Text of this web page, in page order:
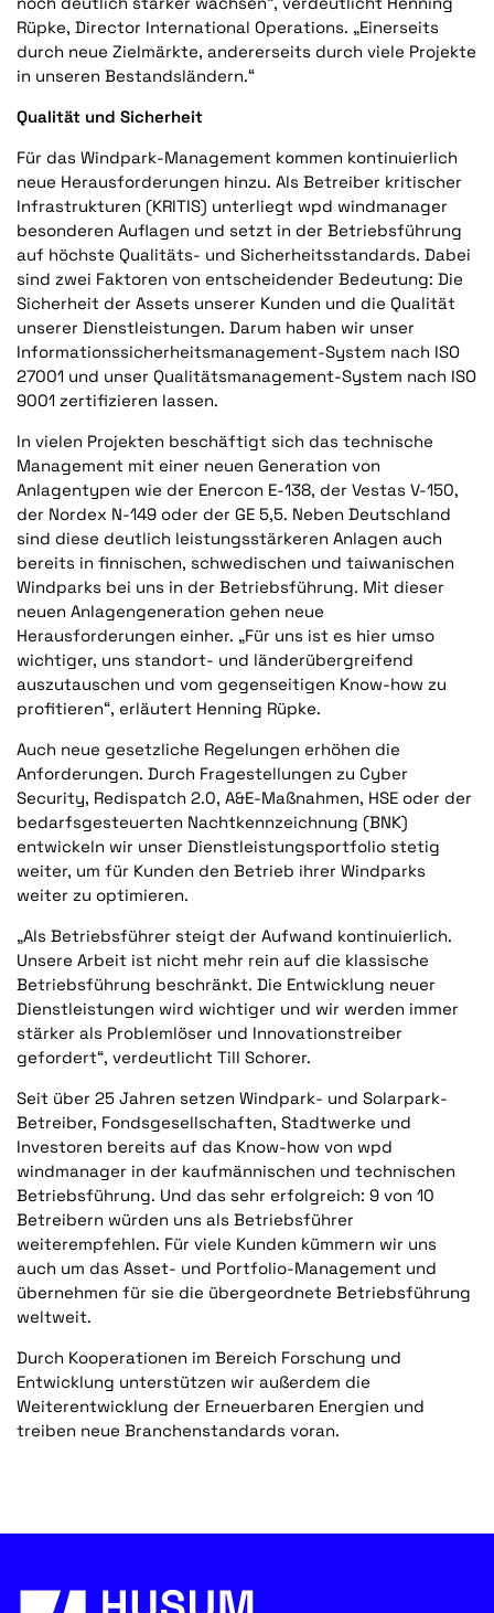
Rüpke, Director International Operations. „Einerseits
durch neue Zielmärkte, andererseits durch viele Projekte
in unseren Bestandsländern.“
Qualität und Sicherheit
Für das Windpark-Management kommen kontinuierlich
neue Herausforderungen hinzu. Als Betreiber kritischer
Infrastrukturen (KRITIS) unterliegt wpd windmanager
besonderen Auflagen und setzt in der Betriebsführung
auf höchste Qualitäts- und Sicherheitsstandards. Dabei
sind zwei Faktoren von entscheidender Bedeutung: Die
Sicherheit der Assets unserer Kunden und die Qualität
unserer Dienstleistungen. Darum haben wir unser
Informationssicherheitsmanagement-System nach ISO
27001 und unser Qualitätsmanagement-System nach ISO
9001 zertifizieren lassen.
In vielen Projekten beschäftigt sich das technische
Management mit einer neuen Generation von
Anlagentypen wie der Enercon E-138, der Vestas V-150,
der Nordex N-149 oder der GE 5,5. Neben Deutschland
sind diese deutlich leistungsstärkeren Anlagen auch
bereits in finnischen, schwedischen und taiwanischen
Windparks bei uns in der Betriebsführung. Mit dieser
neuen Anlagengeneration gehen neue
Herausforderungen einher. „Für uns ist es hier umso
wichtiger, uns standort- und länderübergreifend
auszutauschen und vom gegenseitigen Know-how zu
profitieren“, erläutert Henning Rüpke.
Auch neue gesetzliche Regelungen erhöhen die
Anforderungen. Durch Fragestellungen zu Cyber
Security, Redispatch 2.0, A&E-Maßnahmen, HSE oder der
bedarfsgesteuerten Nachtkennzeichnung (BNK)
entwickeln wir unser Dienstleistungsportfolio stetig
weiter, um für Kunden den Betrieb ihrer Windparks
weiter zu optimieren.
„Als Betriebsführer steigt der Aufwand kontinuierlich.
Unsere Arbeit ist nicht mehr rein auf die klassische
Betriebsführung beschränkt. Die Entwicklung neuer
Dienstleistungen wird wichtiger und wir werden immer
stärker als Problemlöser und Innovationstreiber
gefordert“, verdeutlicht Till Schorer.
Seit über 25 Jahren setzen Windpark- und Solarpark-
Betreiber, Fondsgesellschaften, Stadtwerke und
Investoren bereits auf das Know-how von wpd
windmanager in der kaufmännischen und technischen
Betriebsführung. Und das sehr erfolgreich: 9 von 10
Betreibern würden uns als Betriebsführer
weiterempfehlen. Für viele Kunden kümmern wir uns
auch um das Asset- und Portfolio-Management und
übernehmen für sie die übergeordnete Betriebsführung
weltweit.
Durch Kooperationen im Bereich Forschung und
Entwicklung unterstützen wir außerdem die
Weiterentwicklung der Erneuerbaren Energien und
treiben neue Branchenstandards voran.